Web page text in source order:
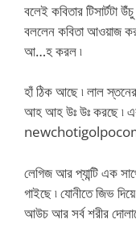
বলেই কবিতার টিসার্টটা
বললেন কবিতা আওয়াজ
আ…হ করল ৷
হাঁ ঠিক আছে ৷ লাল
আহ আহ উঃ উঃ করছে ৷
লেগিজ আর প্যান্টি এক
গাইছে ৷ যোনীতে জিভ
আউচ আর সর্ব শরীর